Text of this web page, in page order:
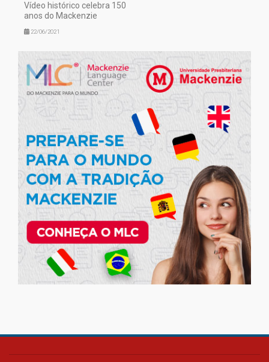
Vídeo histórico celebra 150
anos do Mackenzie
22/06/2021